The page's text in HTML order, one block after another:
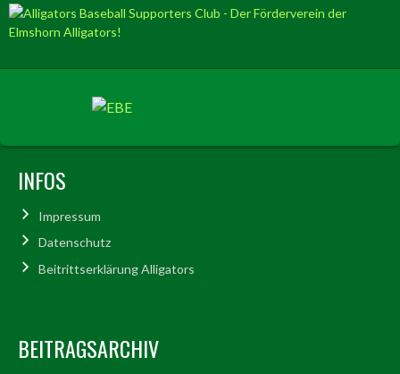
INFOS
Impressum
Datenschutz
Beitrittserklärung Alligators
BEITRAGSARCHIV